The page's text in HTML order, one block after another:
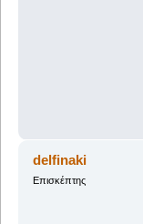
delfinaki
Επισκέπτης